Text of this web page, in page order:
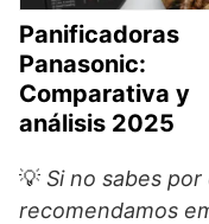
Panificadoras
Panasonic:
Comparativa y
análisis 2025
💡 Si no sabes
recomendamos